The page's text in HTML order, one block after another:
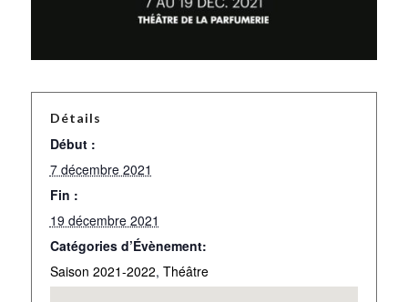
Détails
Début :
7 décembre 2021
Fin :
19 décembre 2021
Catégories d’Évènement:
Saison 2021-2022, Théâtre